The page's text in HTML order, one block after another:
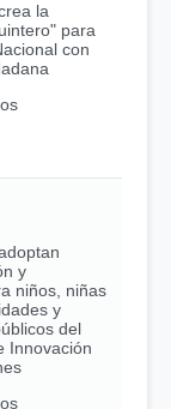
la
para
con
y
niños, niñas
y
del
Innovación